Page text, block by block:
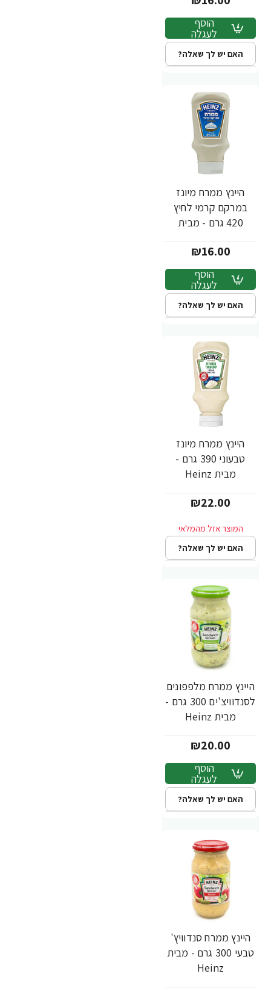
הוסף
לעגלה
האם יש לך שאלה?
היינץ ממרח מיונז
במרקם קרמי לחיץ
420 גרם - מבית
₪16.00
הוסף
לעגלה
האם יש לך שאלה?
היינץ ממרח מיונז
טבעוני 390 גרם -
מבית Heinz
₪22.00
האם יש לך שאלה?
היינץ ממרח מלפפונים
לסנדוויצ'ים 300 גרם -
מבית Heinz
₪20.00
הוסף
לעגלה
האם יש לך שאלה?
היינץ ממרח סנדוויץ'
טבעי 300 גרם - מבית
Heinz